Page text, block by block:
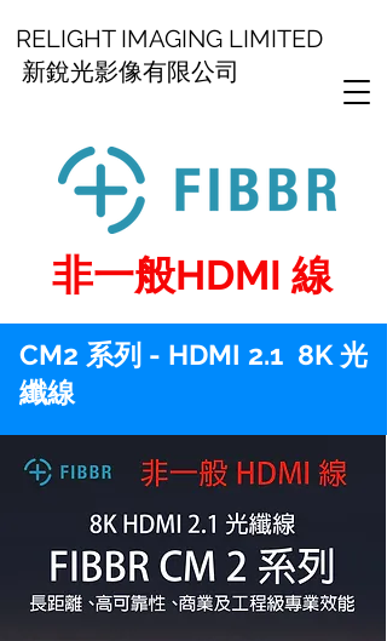
RELIGHT IMAGING LIMITED
新銳光影像有限公司
非一般HDMI 線
CM2 系列 - HDMI 2.1 8K 光
纖線